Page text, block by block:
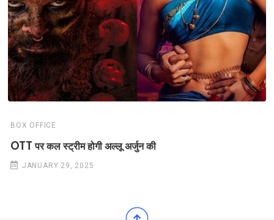
BOX OFFICE
OTT पर कल स्ट्रीम होगी अल्लू अर्जुन की
JANUARY 29, 2025